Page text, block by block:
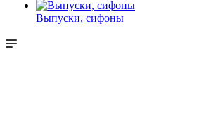
Выпуски, сифоны